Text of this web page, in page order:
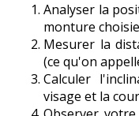
Analyser la
monture
Mesurer la
(ce qu'on
Calculer
visage et la